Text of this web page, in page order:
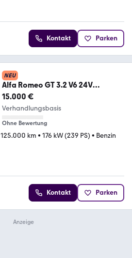
Kontakt Parken
NEU
Alfa Romeo GT 3.2 V6 24V
Distinctive Distinctive
15.000 €
Verhandlungsbasis
Ohne Bewertung
125.000 km • 176 kW (239 PS) • Benzin
Kontakt Parken